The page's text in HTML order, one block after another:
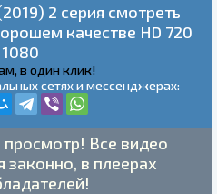
2 серия смотреть
качестве HD 720
в один клик!
сетях и мессенджерах:
Все видео
законно, в плеерах